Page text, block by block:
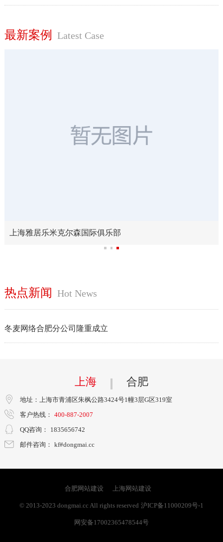
最新案例 Latest Case
际俱乐部
热点新闻 Hot News
冬麦网络合肥分公司隆重成立
上海 合肥
地址：上海市青浦区朱枫公路3424号1幢3层G区319室
客户热线： 400-887-2007
QQ咨询： 1835656742
邮件咨询： kf#dongmai.cc
合肥网站建设 上海网站建设
© 2013-2023 dongmai.cc All rights reserved 沪ICP备11000209号-1
网安备17002365478544号